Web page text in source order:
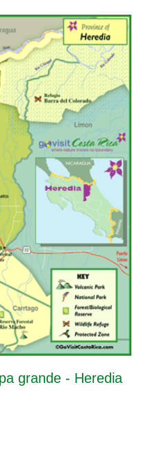
grande - Heredia